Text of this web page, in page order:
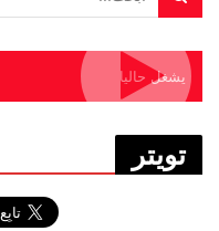
يشغل حاليا
تويتر